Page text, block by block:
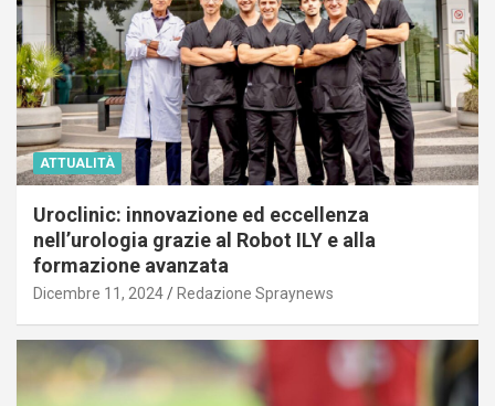
ATTUALITÀ
Uroclinic: innovazione ed eccellenza
nell’urologia grazie al Robot ILY e alla
formazione avanzata
Dicembre 11, 2024 Redazione Spraynews